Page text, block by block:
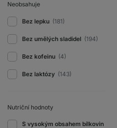
Neobsahuje
Bez lepku (181)
Bez umělých sladidel (194)
Bez kofeinu (4)
Bez laktózy (143)
Nutriční hodnoty
S vysokým obsahem bílkovin